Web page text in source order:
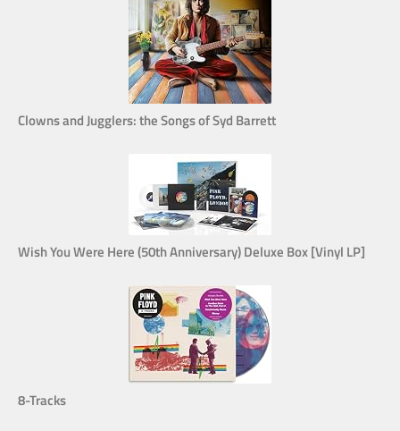
Clowns and Jugglers: the Songs of Syd Barrett
Wish You Were Here (50th Anniversary) Deluxe Box [Vinyl LP]
8-Tracks